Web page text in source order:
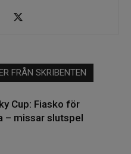
FRÅN SKRIBENTEN
Cup: Fiasko för
– missar slutspel